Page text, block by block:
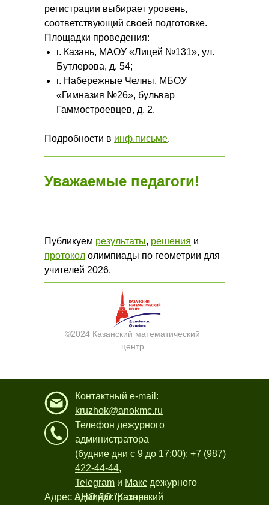
регистрации выбирает уровень,
соответствующий своей подготовке.
Площадки проведения:
г. Казань, МАОУ «Лицей №131», ул.
Бутлерова, д. 54;
г. Набережные Челны, МБОУ
«Гимназия №26», бульвар
Гаммостроевцев, д. 2.
Подробности в инф.письме.
Уважаемые педагоги!
Публикуем результаты, решения и
протокол олимпиады по геометрии для
учителей 2026.
©2024 Казанский математический
центр
Адрес АНО ДО "Казанский
Контактный e-mail:
kruzhok@anokmc.ru
Телефон дежурного
администратора
(будние дни с 9 до 17:00): +7 (987)
422-44-44,
Telegram и Макс дежурного
администратора